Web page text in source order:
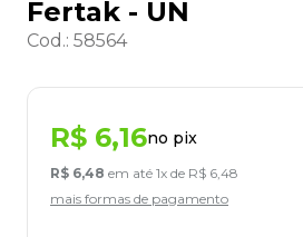
Fertak - UN
Cod.: 58564
R$ 6,16no pix
R$ 6,48 em até 1x de R$ 6,48
mais formas de pagamento